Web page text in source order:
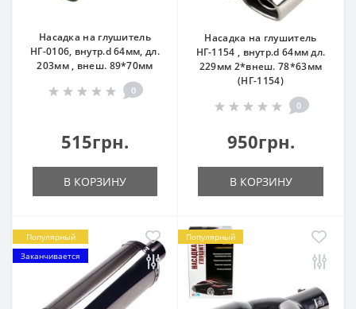
Насадка на глушитель
НГ-0106, внутр.d 64мм, дл.
203мм , внеш. 89*70мм
0
515грн.
В КОРЗИНУ
Насадка на глушитель
НГ-1154 , внутр.d 64мм дл.
229мм 2*внеш. 78*63мм
(НГ-1154)
0
950грн.
В КОРЗИНУ
Популярный
Заканчивается
Популярный